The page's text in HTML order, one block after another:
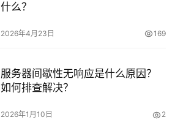
什么？
2026年4月23日 169
服务器间歇性无响应是什么原因？
如何排查解决？
2026年1月10日 2